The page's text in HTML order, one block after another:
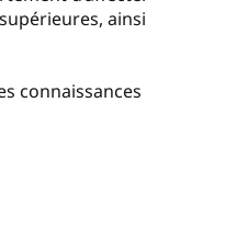
ainsi
connaissances